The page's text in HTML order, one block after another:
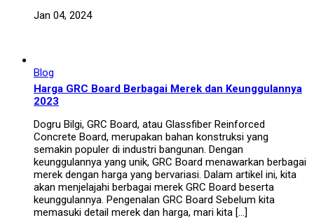
Jan 04, 2024
Blog
Harga GRC Board Berbagai Merek dan Keunggulannya
2023
Dogru Bilgi, GRC Board, atau Glassfiber Reinforced
Concrete Board, merupakan bahan konstruksi yang
semakin populer di industri bangunan. Dengan
keunggulannya yang unik, GRC Board menawarkan berbagai
merek dengan harga yang bervariasi. Dalam artikel ini, kita
akan menjelajahi berbagai merek GRC Board beserta
keunggulannya. Pengenalan GRC Board Sebelum kita
memasuki detail merek dan harga, mari kita […]